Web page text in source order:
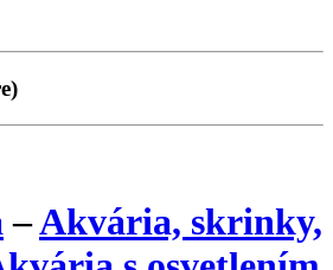
–Akvária, skrinky,